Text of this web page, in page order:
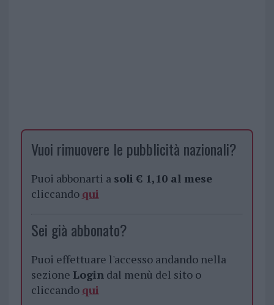
Vuoi rimuovere le pubblicità nazionali?
Puoi abbonarti a soli € 1,10 al mese
cliccando qui
Sei già abbonato?
Puoi effettuare l'accesso andando nella
sezione Logindal menù del sito o
cliccando qui